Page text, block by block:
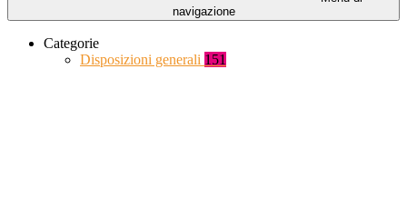
navigazione
Categorie
Disposizioni generali 151